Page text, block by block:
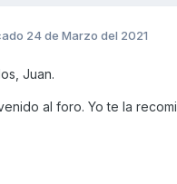
24 de Marzo del 2021
Juan.
al foro. Yo te la